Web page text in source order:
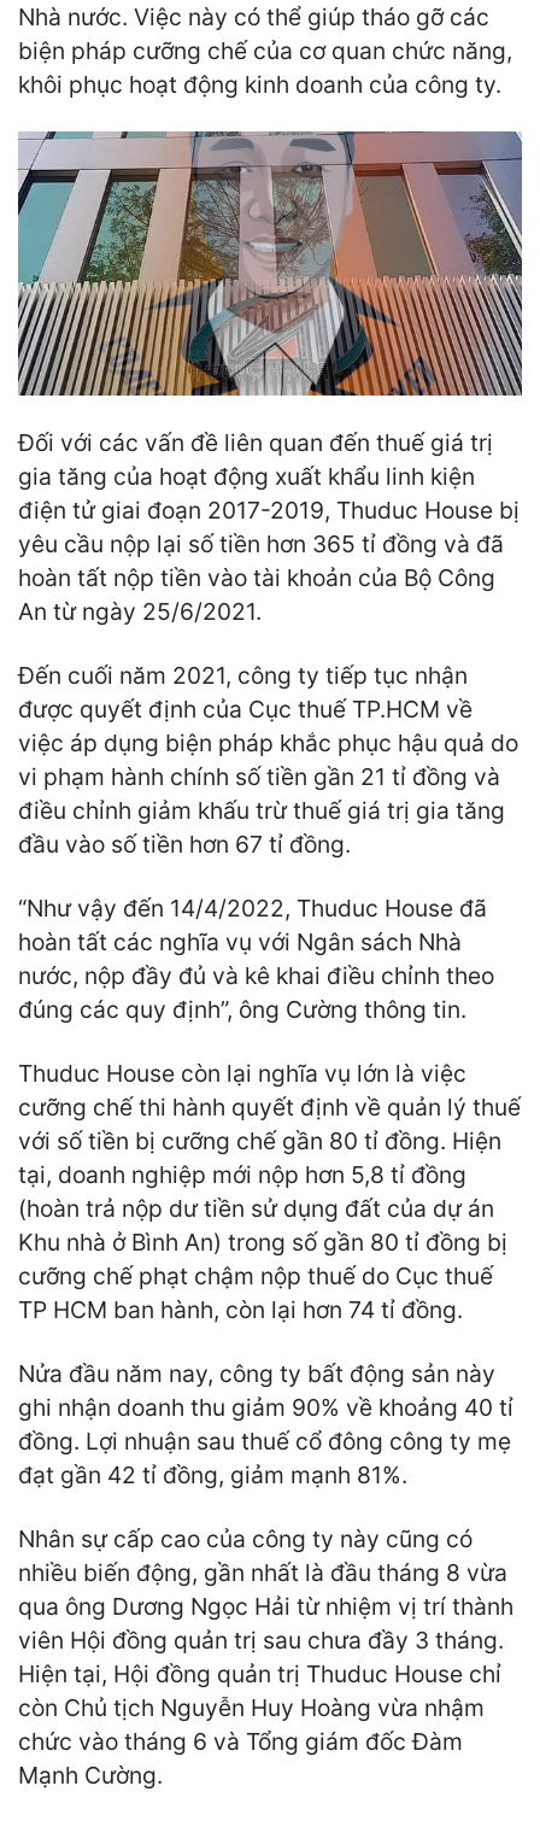
Nhà nước. Việc này có thể giúp tháo gỡ các
biện pháp cưỡng chế của cơ quan chức năng,
khôi phục hoạt động kinh doanh của công ty.
Đối với các vấn đề liên quan đến thuế giá trị
gia tăng của hoạt động xuất khẩu linh kiện
điện tử giai đoạn 2017-2019, Thuduc House bị
yêu cầu nộp lại số tiền hơn 365 tỉ đồng và đã
hoàn tất nộp tiền vào tài khoản của Bộ Công
An từ ngày 25/6/2021.
Đến cuối năm 2021, công ty tiếp tục nhận
được quyết định của Cục thuế TP.HCM về
việc áp dụng biện pháp khắc phục hậu quả do
vi phạm hành chính số tiền gần 21 tỉ đồng và
điều chỉnh giảm khấu trừ thuế giá trị gia tăng
đầu vào số tiền hơn 67 tỉ đồng.
“Như vậy đến 14/4/2022, Thuduc House đã
hoàn tất các nghĩa vụ với Ngân sách Nhà
nước, nộp đầy đủ và kê khai điều chỉnh theo
đúng các quy định”, ông Cường thông tin.
Thuduc House còn lại nghĩa vụ lớn là việc
cưỡng chế thi hành quyết định về quản lý thuế
với số tiền bị cưỡng chế gần 80 tỉ đồng. Hiện
tại, doanh nghiệp mới nộp hơn 5,8 tỉ đồng
(hoàn trả nộp dư tiền sử dụng đất của dự án
Khu nhà ở Bình An) trong số gần 80 tỉ đồng bị
cưỡng chế phạt chậm nộp thuế do Cục thuế
TP HCM ban hành, còn lại hơn 74 tỉ đồng.
Nửa đầu năm nay, công ty bất động sản này
ghi nhận doanh thu giảm 90% về khoảng 40 tỉ
đồng. Lợi nhuận sau thuế cổ đông công ty mẹ
đạt gần 42 tỉ đồng, giảm mạnh 81%.
Nhân sự cấp cao của công ty này cũng có
nhiều biến động, gần nhất là đầu tháng 8 vừa
qua ông Dương Ngọc Hải từ nhiệm vị trí thành
viên Hội đồng quản trị sau chưa đầy 3 tháng.
Hiện tại, Hội đồng quản trị Thuduc House chỉ
còn Chủ tịch Nguyễn Huy Hoàng vừa nhậm
chức vào tháng 6 và Tổng giám đốc Đàm
Mạnh Cường.